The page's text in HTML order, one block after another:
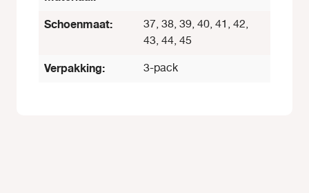
Schoenmaat:
37, 38, 39, 40, 41, 42,
43, 44, 45
Verpakking: 3-pack